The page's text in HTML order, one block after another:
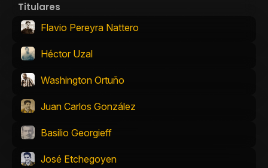
Titulares
Flavio Pereyra Nattero
Héctor Uzal
Washington Ortuño
Juan Carlos González
Basilio Georgieff
José Etchegoyen